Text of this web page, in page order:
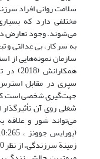
سلامت روانی افراد
مختلفی دارد که
می‌شوند. وجود تعارض
به سر کار، بی عدالتی
سازمان نمونه‌هایی از
سپری در مقابل
جهت‌گیری شخصی است
شغلی روی آن
می‌تواند شور و